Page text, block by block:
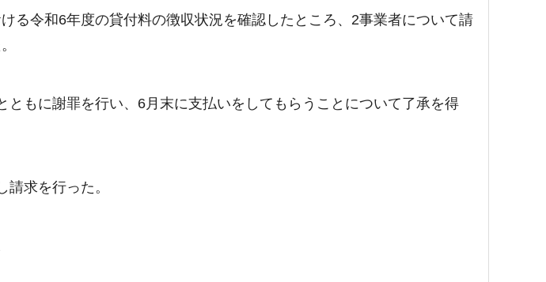
る令和6年度の貸付料の徴収状況を確認したところ、2事業者について請
もに謝罪を行い、6月末に支払いをしてもらうことについて了承を得
求を行った。